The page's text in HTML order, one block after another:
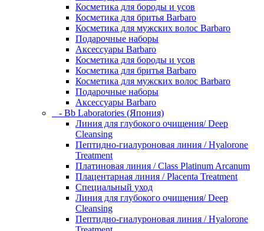
Косметика для бороды и усов
Косметика для бритья Barbaro
Косметика для мужских волос Barbaro
Подарочные наборы
Аксессуары Barbaro
Косметика для бороды и усов
Косметика для бритья Barbaro
Косметика для мужских волос Barbaro
Подарочные наборы
Аксессуары Barbaro
- Bb Laboratories (Япония)
Линия для глубокого очищения/ Deep
Cleansing
Пептидно-гиалуроновая линия / Hyalorone
Treatment
Платиновая линия / Class Platinum Arcanum
Плацентарная линия / Placenta Treatment
Специальный уход
Линия для глубокого очищения/ Deep
Cleansing
Пептидно-гиалуроновая линия / Hyalorone